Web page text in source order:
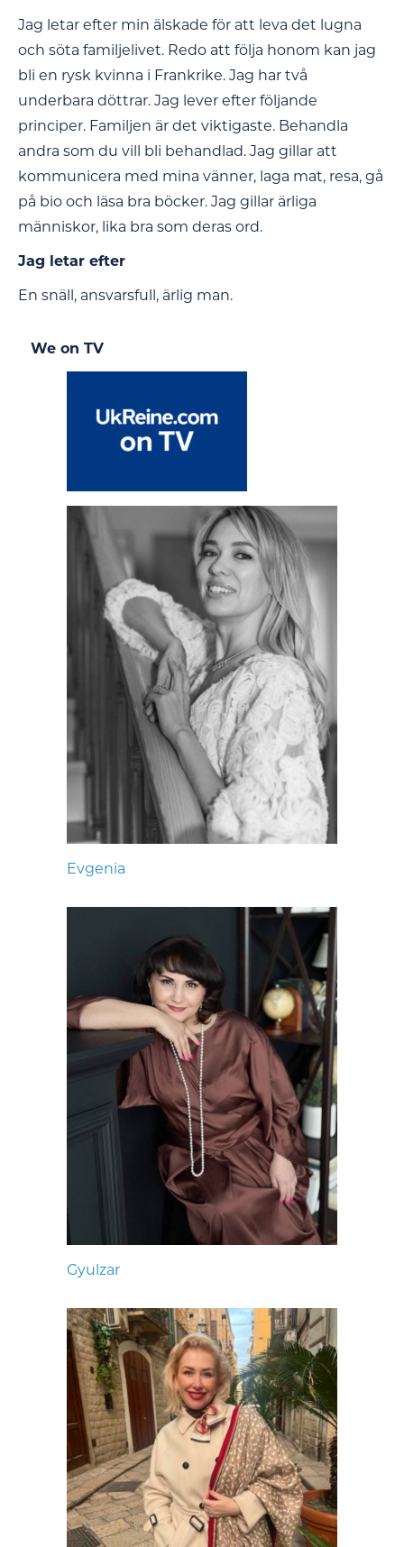
Jag letar efter min älskade för att leva det lugna
och söta familjelivet. Redo att följa honom kan jag
bli en rysk kvinna i Frankrike. Jag har två
underbara döttrar. Jag lever efter följande
principer. Familjen är det viktigaste. Behandla
andra som du vill bli behandlad. Jag gillar att
kommunicera med mina vänner, laga mat, resa, gå
på bio och läsa bra böcker. Jag gillar ärliga
människor, lika bra som deras ord.
Jag letar efter
En snäll, ansvarsfull, ärlig man.
We on TV
Evgenia
Gyulzar